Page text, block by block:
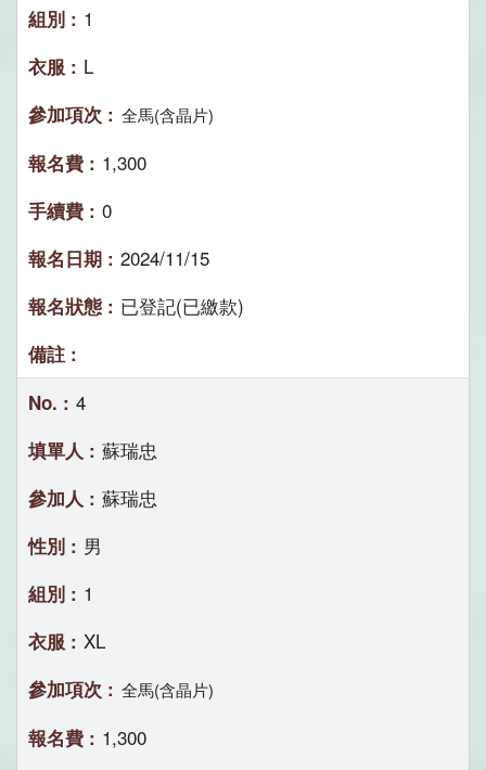
1
L
全馬(含晶片)
1,300
0
2024/11/15
已登記(已繳款)
4
蘇瑞忠
蘇瑞忠
男
1
XL
全馬(含晶片)
1,300